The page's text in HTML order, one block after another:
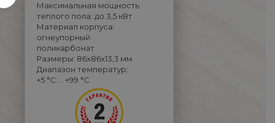
Максимальная мощность
теплого пола: до 3,5 кВт
Материал корпуса:
огнеупорный
поликарбонат
Размеры: 86х86х13,3 мм
Диапазон температур:
+5 °C … +99 °C